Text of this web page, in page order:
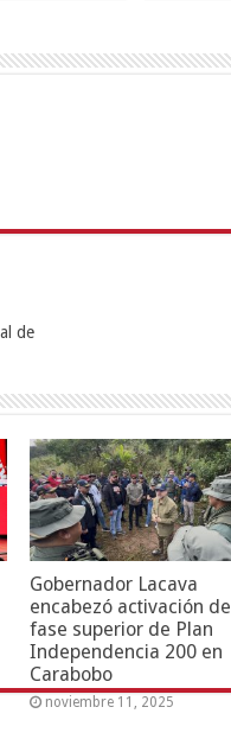
de
Gobernador Lacava
encabezó activación de
fase superior de Plan
Independencia 200 en
Carabobo
noviembre 11, 2025